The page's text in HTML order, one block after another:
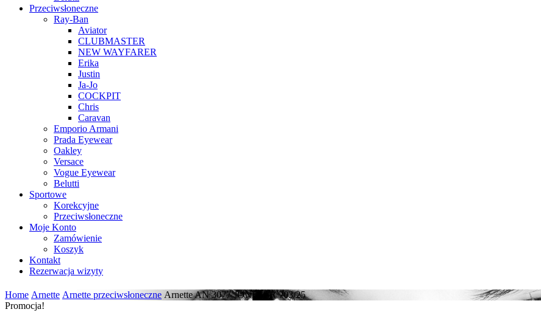
Przeciwsłoneczne
Ray-Ban
Aviator
CLUBMASTER
NEW WAYFARER
Erika
Justin
Ja-Jo
COCKPIT
Chris
Caravan
Emporio Armani
Prada Eyewear
Oakley
Versace
Vogue Eyewear
Belutti
Sportowe
Korekcyjne
Przeciwsłoneczne
Moje Konto
Zamówienie
Koszyk
Kontakt
Rezerwacja wizyty
Home Arnette Arnette przeciwsłoneczne Arnette AN 3077 JONESER 703/25
Promocja!